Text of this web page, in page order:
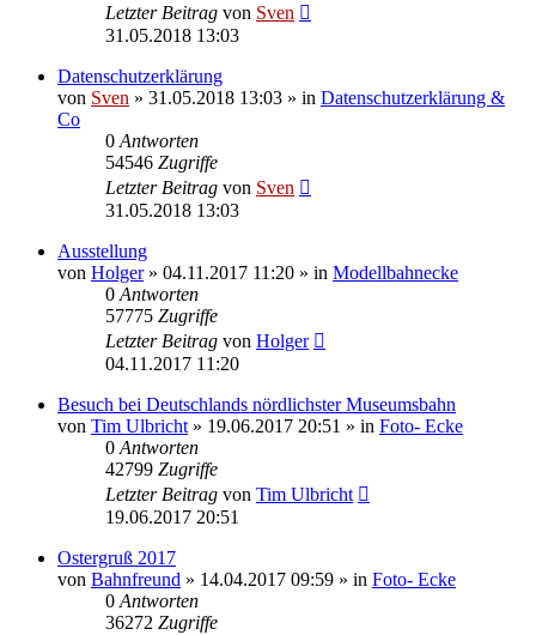
Letzter Beitrag von Sven
31.05.2018 13:03
Datenschutzerklärung
von Sven » 31.05.2018 13:03 » in Datenschutzerklärung &
Co
0 Antworten
54546 Zugriffe
Letzter Beitrag von Sven
31.05.2018 13:03
Ausstellung
von Holger» 04.11.2017 11:20 » in Modellbahnecke
0 Antworten
57775 Zugriffe
Letzter Beitrag von Holger
04.11.2017 11:20
Besuch bei Deutschlands nördlichster Museumsbahn
von Tim Ulbricht » 19.06.2017 20:51 » in Foto- Ecke
0 Antworten
42799 Zugriffe
Letzter Beitrag von Tim Ulbricht
19.06.2017 20:51
Ostergruß 2017
von Bahnfreund » 14.04.2017 09:59 » in Foto- Ecke
0 Antworten
36272 Zugriffe